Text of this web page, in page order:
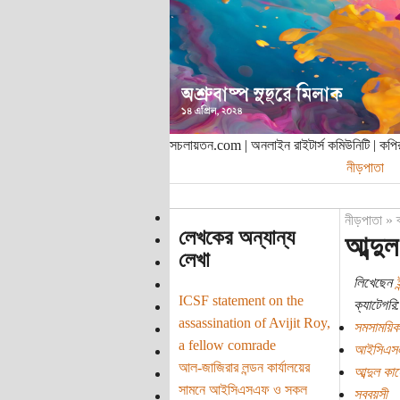
সচলায়তন.com | অনলাইন রাইটার্স কমিউনিটি |
নীড়পাতা
লেখকের অন্যান্য
লেখা
ICSF statement on the
assassination of Avijit Roy,
a fellow comrade
আল-জাজিরার লন্ডন কার্যালয়ের
সামনে আইসিএসএফ ও সকল
নীড়পাতা»
লিখেছেন
ক্যাটেগরি:
সমসাময়িক
আব্দুল
সববয়সী